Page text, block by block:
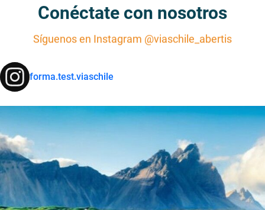
Conéctate con nosotros
Síguenos en Instagram @viaschile_abertis
forma.test.viaschile